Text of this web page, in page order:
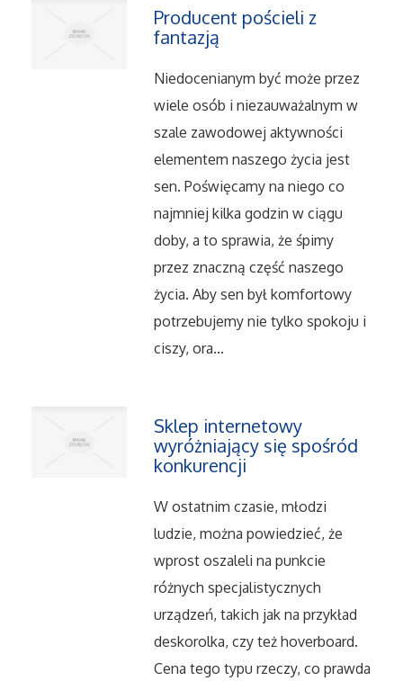
Noclegi
Hotele i Noclegi
Podróże
Uroda
Dietetyka, Odchudzanie
Kosmetyki
Salony Kosmetyczne
Sprzęt Medyczny
Oprogramowanie
Strony Internetowe
Kontakt
Producent pościeli z
fantazją
Niedocenianym być może przez
wiele osób i niezauważalnym w
szale zawodowej aktywności
elementem naszego życia jest
sen. Poświęcamy na niego co
najmniej kilka godzin w ciągu
doby, a to sprawia, że śpimy
przez znaczną część naszego
życia. Aby sen był komfortowy
potrzebujemy nie tylko spokoju i
ciszy, ora...
Sklep internetowy
wyróżniający się spośród
konkurencji
W ostatnim czasie, młodzi
ludzie, można powiedzieć, że
wprost oszaleli na punkcie
różnych specjalistycznych
urządzeń, takich jak na przykład
deskorolka, czy też hoverboard.
Cena tego typu rzeczy, co prawda